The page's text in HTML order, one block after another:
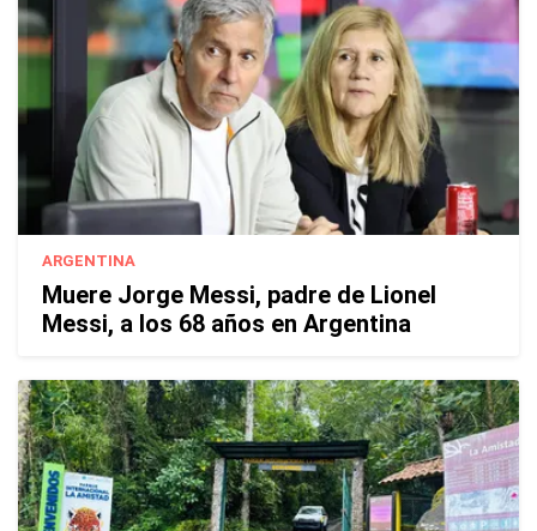
ARGENTINA
Muere Jorge Messi, padre de Lionel
Messi, a los 68 años en Argentina